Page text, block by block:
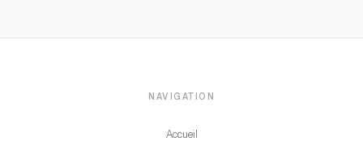
NAVIGATION
Accueil